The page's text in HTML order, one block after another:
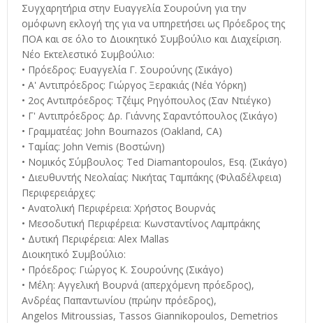
Συγχαρητήρια στην Ευαγγελία Σουρούνη για την
ομόφωνη εκλογή της για να υπηρετήσει ως Πρόεδρος της
ΠΟΑ και σε όλο το Διοικητικό Συμβούλιο και Διαχείριση.
Νέο Εκτελεστικό Συμβούλιο:
• Πρόεδρος: Ευαγγελία Γ. Σουρούνης (Σικάγο)
• Α' Αντιπρόεδρος: Γιώργος Ξερακιάς (Νέα Υόρκη)
• 2ος Αντιπρόεδρος: Τζέιμς Ρηγόπουλος (Σαν Ντιέγκο)
• Γ' Αντιπρόεδρος: Δρ. Γιάννης Σαραντόπουλος (Σικάγο)
• Γραμματέας: John Bournazos (Oakland, CA)
• Ταμίας: John Vemis (Βοστώνη)
• Νομικός Σύμβουλος: Ted Diamantopoulos, Esq. (Σικάγο)
• Διευθυντής Νεολαίας: Νικήτας Ταμπάκης (Φιλαδέλφεια)
Περιφερειάρχες:
• Ανατολική Περιφέρεια: Χρήστος Βουρνάς
• Μεσοδυτική Περιφέρεια: Κωνσταντίνος Λαμπράκης
• Δυτική Περιφέρεια: Alex Mallas
Διοικητικό Συμβούλιο:
• Πρόεδρος: Γιώργος Κ. Σουρούνης (Σικάγο)
• Μέλη: Αγγελική Βουρνά (απερχόμενη πρόεδρος),
Ανδρέας Παπαντωνίου (πρώην πρόεδρος),
Angelos Mitroussias, Tassos Giannikopoulos, Demetrios